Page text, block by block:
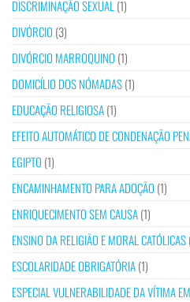
DISCRIMINAÇÃO SEXUAL (1)
DIVÓRCIO (3)
DIVÓRCIO MARROQUINO (1)
DOMICÍLIO DOS NÓMADAS(1)
EDUCAÇÃO RELIGIOSA(1)
EFEITO AUTOMÁTICO DE CONDENAÇÃO
EGIPTO (1)
ENCAMINHAMENTO PARA ADOÇÃO (1)
ENRIQUECIMENTO SEM CAUSA(1)
ENSINO DA RELIGIÃO E MORAL CATÓLICAS
ESCOLARIDADE OBRIGATÓRIA(1)
ESPECIAL VULNERABILIDADE DA VÍTIMA